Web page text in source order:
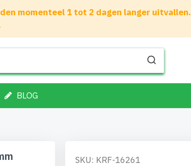
momenteel 1 tot 2 dagen langer uitvallen.
BLOG
SKU: KRF-16261